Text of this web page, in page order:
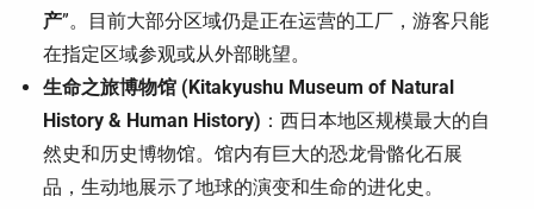
产”。目前大部分区域仍是正在运营的工厂，游客只能
在指定区域参观或从外部眺望。
生命之旅博物馆 (Kitakyushu Museum of Natural
History & Human History) ：西日本地区规模最大的自
然史和历史博物馆。馆内有巨大的恐龙骨骼化石展
品，生动地展示了地球的演变和生命的进化史。